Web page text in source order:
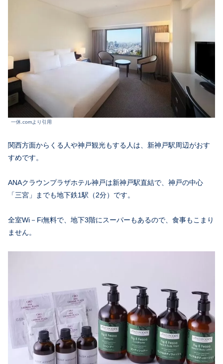
一休.comより引用
関西方面からくる人や神戸観光もする人は、新神戸駅周辺がおす
すめです。
ANAクラウンプラザホテル神戸は新神戸駅直結で、神戸の中心
「三宮」までも地下鉄1駅（2分）です。
全室Wi－Fi無料で、地下3階にスーパーもあるので、食事もこまり
ません。